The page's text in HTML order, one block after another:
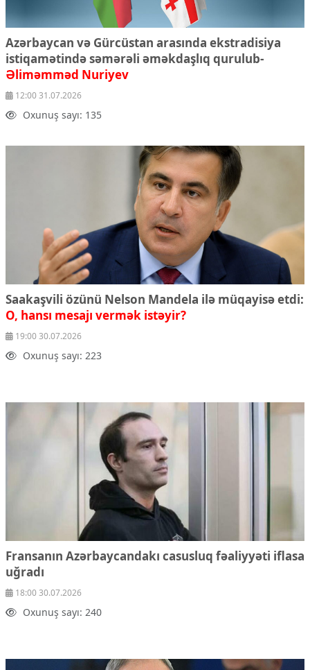
Azərbaycan və Gürcüstan arasında ekstradisiya
istiqamətində səmərəli əməkdaşlıq qurulub-
Əliməmməd Nuriyev
12:00 31.07.2026
Oxunuş sayı: 135
Saakaşvili özünü Nelson Mandela ilə müqayisə etdi:
O, hansı mesajı vermək istəyir?
19:00 30.07.2026
Oxunuş sayı: 223
Fransanın Azərbaycandakı casusluq fəaliyyəti iflasa
uğradı
18:00 30.07.2026
Oxunuş sayı: 240